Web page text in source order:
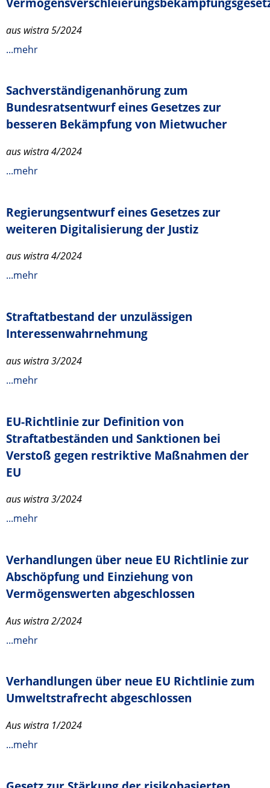
aus wistra 5/2024
...mehr
Sachverständigenanhörung zum
Bundesratsentwurf eines Gesetzes zur
besseren Bekämpfung von Mietwucher
aus wistra 4/2024
...mehr
Regierungsentwurf eines Gesetzes zur
weiteren Digitalisierung der Justiz
aus wistra 4/2024
...mehr
Straftatbestand der unzulässigen
Interessenwahrnehmung
aus wistra 3/2024
...mehr
EU-Richtlinie zur Definition von
Straftatbeständen und Sanktionen bei
Verstoß gegen restriktive Maßnahmen der
EU
aus wistra 3/2024
...mehr
Verhandlungen über neue EU Richtlinie zur
Abschöpfung und Einziehung von
Vermögenswerten abgeschlossen
Aus wistra 2/2024
...mehr
Verhandlungen über neue EU Richtlinie zum
Umweltstrafrecht abgeschlossen
Aus wistra 1/2024
...mehr